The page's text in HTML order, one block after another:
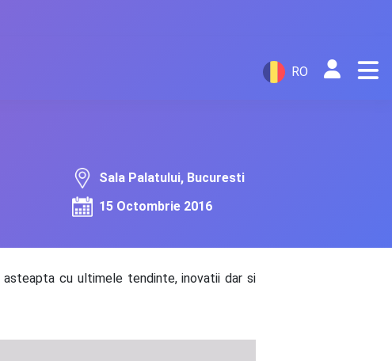
RO
Sala Palatului, Bucuresti
15 Octombrie 2016
cu ultimele tendinte, inovatii dar si